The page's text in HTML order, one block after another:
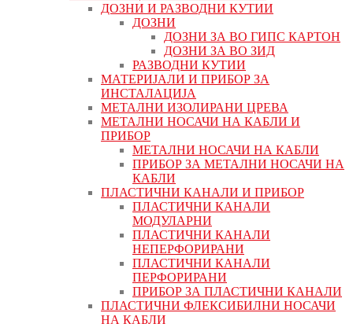
ДОЗНИ И РАЗВОДНИ КУТИИ
ДОЗНИ
ДОЗНИ ЗА ВО ГИПС КАРТОН
ДОЗНИ ЗА ВО ЗИД
РАЗВОДНИ КУТИИ
МАТЕРИЈАЛИ И ПРИБОР ЗА
ИНСТАЛАЦИЈА
МЕТАЛНИ ИЗОЛИРАНИ ЦРЕВА
МЕТАЛНИ НОСАЧИ НА КАБЛИ И
ПРИБОР
МЕТАЛНИ НОСАЧИ НА КАБЛИ
ПРИБОР ЗА МЕТАЛНИ НОСАЧИ НА
КАБЛИ
ПЛАСТИЧНИ КАНАЛИ И ПРИБОР
ПЛАСТИЧНИ КАНАЛИ
МОДУЛАРНИ
ПЛАСТИЧНИ КАНАЛИ
НЕПЕРФОРИРАНИ
ПЛАСТИЧНИ КАНАЛИ
ПЕРФОРИРАНИ
ПРИБОР ЗА ПЛАСТИЧНИ КАНАЛИ
ПЛАСТИЧНИ ФЛЕКСИБИЛНИ НОСАЧИ
НА КАБЛИ